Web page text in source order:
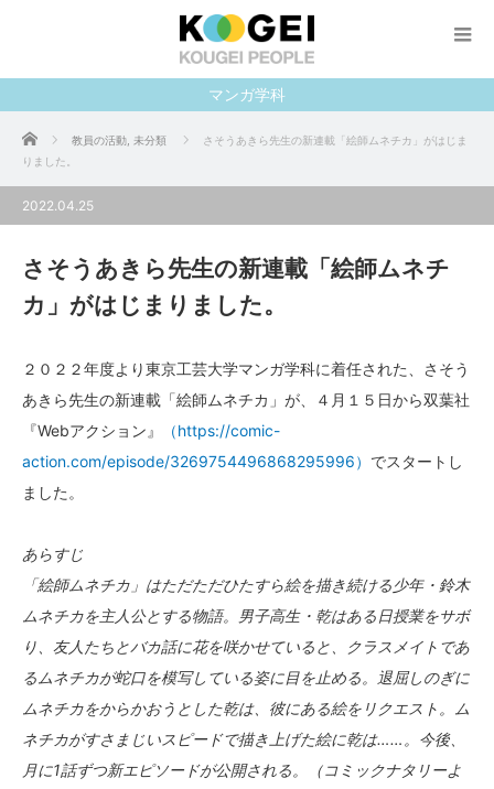
マンガ学科
ホーム 教員の活動 未分類
さそうあきら先生の新連載「絵師ムネチカ」がはじま
りました。
2022.04.25
さそうあきら先生の新連載「絵師ムネチ
カ」がはじまりました。
２０２２年度より東京工芸大学マンガ学科に着任された、さそう
あきら先生の新連載「絵師ムネチカ」が、４月１５日から双葉社
『Webアクション』
（https://comic-
action.com/episode/3269754496868295996） でスタートし
ました。
あらすじ
「絵師ムネチカ」はただただひたすら絵を描き続ける少年・鈴木
ムネチカを主人公とする物語。男子高生・乾はある日授業をサボ
り、友人たちとバカ話に花を咲かせていると、クラスメイトであ
るムネチカが蛇口を模写している姿に目を止める。退屈しのぎに
ムネチカをからかおうとした乾は、彼にある絵をリクエスト。ム
ネチカがすさまじいスピードで描き上げた絵に乾は……。今後、
月に1話ずつ新エピソードが公開される。（コミックナタリーよ